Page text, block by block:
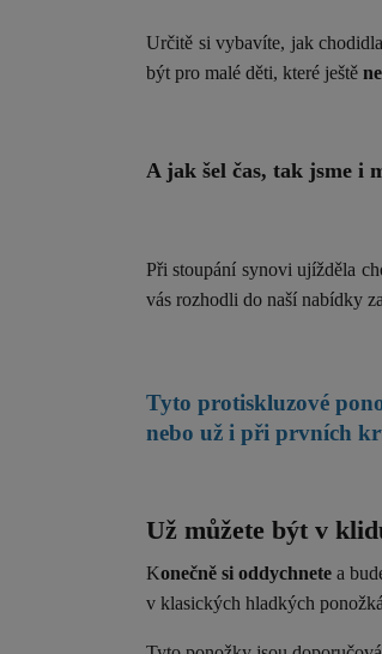
Určitě si vybavíte, jak chodidla
být pro malé děti, které ještě
A jak šel čas, tak jsme i
Při stoupání synovi ujížděla
vás rozhodli do naší nabídky
Tyto protiskluzové
nebo už i při prvních
Už můžete být v
Konečně si oddychnete a
v klasických hladkých